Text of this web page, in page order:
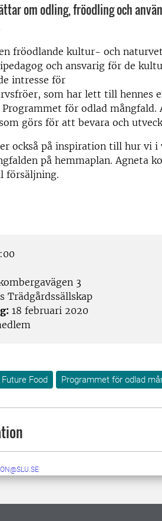
om odling, fröodling och
fröodlande kultur- och
och ansvarig för de
intresse för
som har lett till hennes
Programmet för odlad
görs för att bevara och
också på inspiration till hur vi i
på hemmaplan. Agneta
försäljning.
3
Trädgårdssällskap
18 februari 2020
Food Programmet för odlad